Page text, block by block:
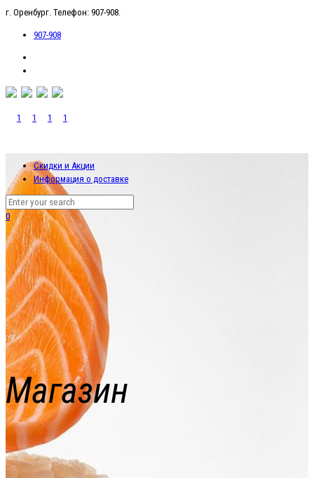
г. Оренбург. Телефон: 907-908.
907-908
Скидки и Акции
Информация о доставке
0
Магазин